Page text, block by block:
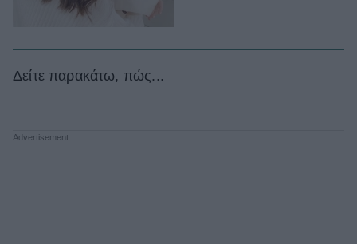
Δείτε παρακάτω, πώς...